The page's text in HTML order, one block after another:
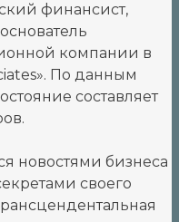
финансист,
компании в
По данным
составляет
новостями бизнеса
своего